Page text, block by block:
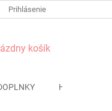
OCHRANY OSOBNÝCH
Prihlásenie
košík
HRAČKY